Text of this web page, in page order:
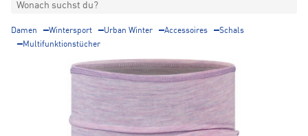
Wonach suchst du?
Damen Wintersport Urban Winter Accessoires
Schals
Multifunktionstücher